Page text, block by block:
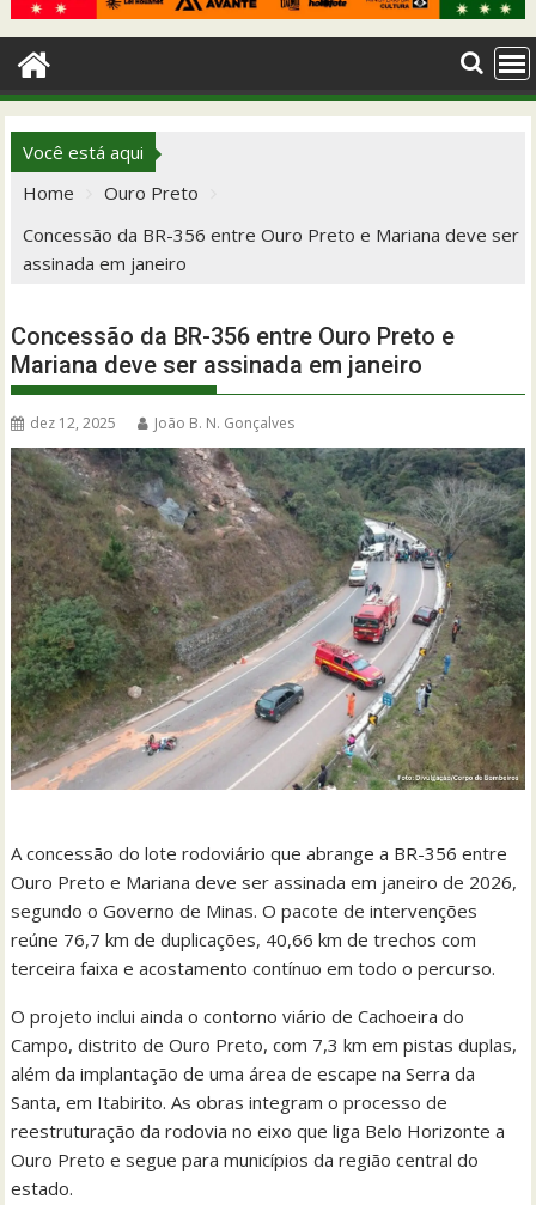
Você está aqui
Home
Ouro Preto
Concessão da BR-356 entre Ouro Preto e Mariana deve ser
assinada em janeiro
Concessão da BR-356 entre Ouro Preto e
Mariana deve ser assinada em janeiro
dez 12, 2025 João B. N. Gonçalves
A concessão do lote rodoviário que abrange a BR-356 entre
Ouro Preto e Mariana deve ser assinada em janeiro de 2026,
segundo o Governo de Minas. O pacote de intervenções
reúne 76,7 km de duplicações, 40,66 km de trechos com
terceira faixa e acostamento contínuo em todo o percurso.
O projeto inclui ainda o contorno viário de Cachoeira do
Campo, distrito de Ouro Preto, com 7,3 km em pistas duplas,
além da implantação de uma área de escape na Serra da
Santa, em Itabirito. As obras integram o processo de
reestruturação da rodovia no eixo que liga Belo Horizonte a
Ouro Preto e segue para municípios da região central do
estado.